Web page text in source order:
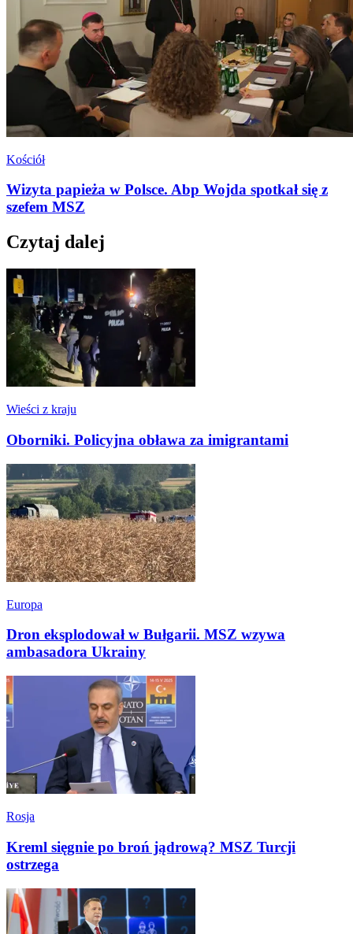
Kościół
Wizyta papieża w Polsce. Abp Wojda spotkał się z
szefem MSZ
Czytaj dalej
Wieści z kraju
Oborniki. Policyjna obława za imigrantami
Europa
Dron eksplodował w Bułgarii. MSZ wzywa
ambasadora Ukrainy
Rosja
Kreml sięgnie po broń jądrową? MSZ Turcji
ostrzega